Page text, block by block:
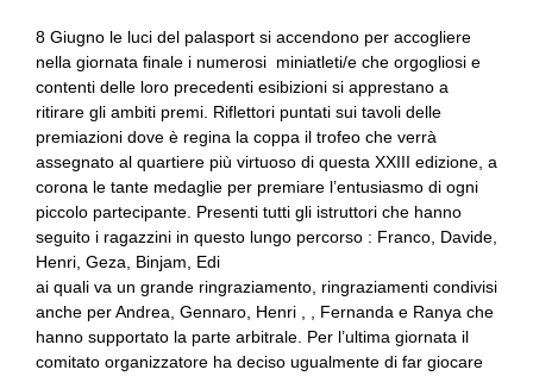
8 Giugno le luci del palasport si accendono per accogliere
nella giornata finale i numerosi miniatleti/e che orgogliosi e
contenti delle loro precedenti esibizioni si apprestano a
ritirare gli ambiti premi. Riflettori puntati sui tavoli delle
premiazioni dove è regina la coppa il trofeo che verrà
assegnato al quartiere più virtuoso di questa XXIII edizione, a
corona le tante medaglie per premiare l’entusiasmo di ogni
piccolo partecipante. Presenti tutti gli istruttori che hanno
seguito i ragazzini in questo lungo percorso : Franco, Davide,
Henri, Geza, Binjam, Edi
ai quali va un grande ringraziamento, ringraziamenti condivisi
anche per Andrea, Gennaro, Henri , , Fernanda e Ranya che
hanno supportato la parte arbitrale. Per l’ultima giornata il
comitato organizzatore ha deciso ugualmente di far giocare